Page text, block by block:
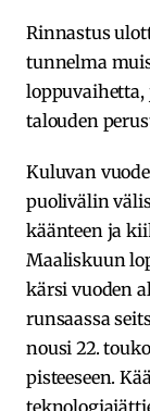
Rinnastus
tunnelma
talouden
Kuluvan
puolivälin
käänteen ja
Maaliskuun
kärsi vuoden
runsaassa
nousi 22.
pisteeseen.